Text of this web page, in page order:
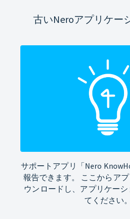
古いNeroアプリケー
サポートアプリ「Nero
報告できます。 ここからア
ウンロードし、アプリケー
てください。